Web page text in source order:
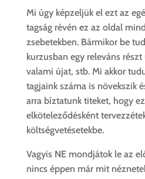
Mi úgy képzeljük el ezt az
tagság révén ez az oldal
zsebetekben. Bármikor be
kurzusban egy releváns
valami újat, stb. Mi akkor
tagjaink száma is növekszik
arra bíztatunk titeket, hogy
elköteleződésként
költségvetésetekbe.
Vagyis NE mondjátok le az
nincs éppen már mit